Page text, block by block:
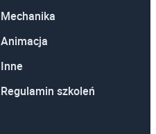
Mechanika
Animacja
Inne
Regulamin szkoleń